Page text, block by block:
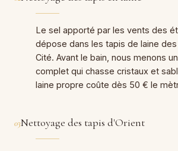
Le sel apporté par les vents des
dépose dans les tapis de laine
Cité. Avant le bain, nous menons
complet qui chasse cristaux et
laine propre coûte dès 50 € le
03Nettoyage des tapis d'Orient